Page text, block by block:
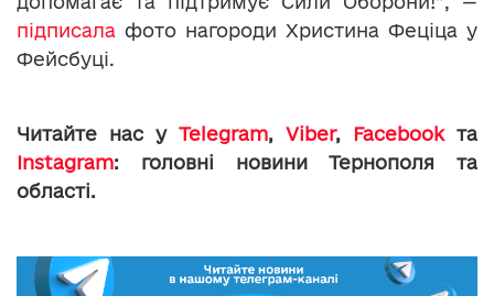
підписала фото нагороди Христина Феціца у
Фейсбуці.
Читайте нас у Telegram, Viber, Facebookта
Instagram: головні новини Тернополя та
області.